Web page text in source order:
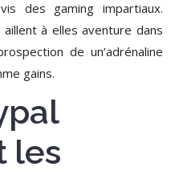
des gaming impartiaux.
à elles aventure dans
de un’adrénaline
gains.
les